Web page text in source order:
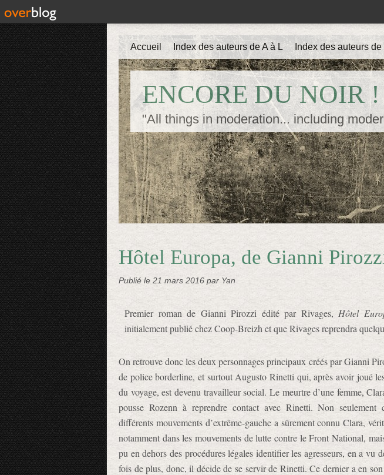
ENCORE DU NOIR !
"All things in moderation... including
Accueil Index des auteurs de A à L Index des auteurs de
Hôtel Europa, de Gianni
Publié le 21 mars 2016 par Yan
Premier roman de Gianni Pirozzi édité par Rivages, Hôtel
initialement publié chez Coop-Breizh et que Rivages reprendra
On retrouve donc les deux personnages principaux créés par Gianni
de police borderline, et surtout Augusto Rinetti qui, après avoir joué
du voyage, est devenu travailleur social. Le meurtre d’une femme,
pousse Rozenn à reprendre contact avec Rinetti. Non seulement
différents mouvements d’extrême-gauche a sûrement connu Clara,
notamment dans les mouvements de lutte contre le Front National,
pu en dehors des procédures légales identifier les agresseurs, en a vu
fois de plus, donc, il décide de se servir de Rinetti. Ce dernier a en